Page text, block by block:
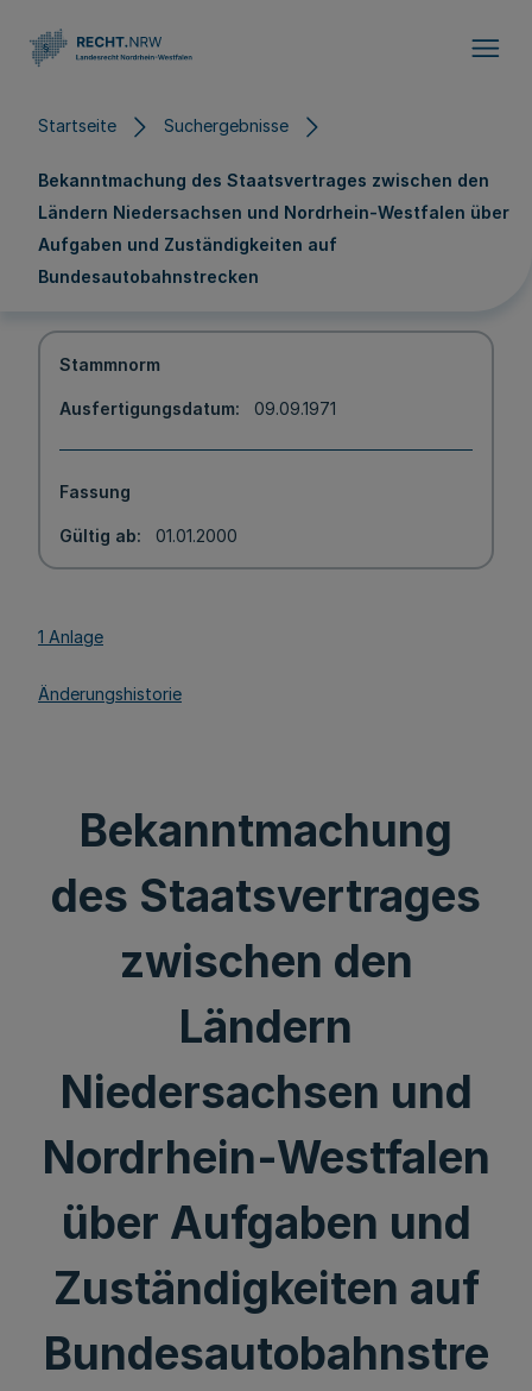
Startseite Suchergebnisse
Bekanntmachung des Staatsvertrages zwischen den
Ländern Niedersachsen und Nordrhein-Westfalen über
Aufgaben und Zuständigkeiten auf
Bundesautobahnstrecken
Stammnorm
Ausfertigungsdatum 09.09.1971
Fassung
Gültig ab 01.01.2000
1 Anlage
Änderungshistorie
Bekanntmachung
des Staatsvertrages
zwischen den
Ländern
Niedersachsen und
Nordrhein-Westfalen
über Aufgaben und
Zuständigkeiten auf
Bundesautobahnstre